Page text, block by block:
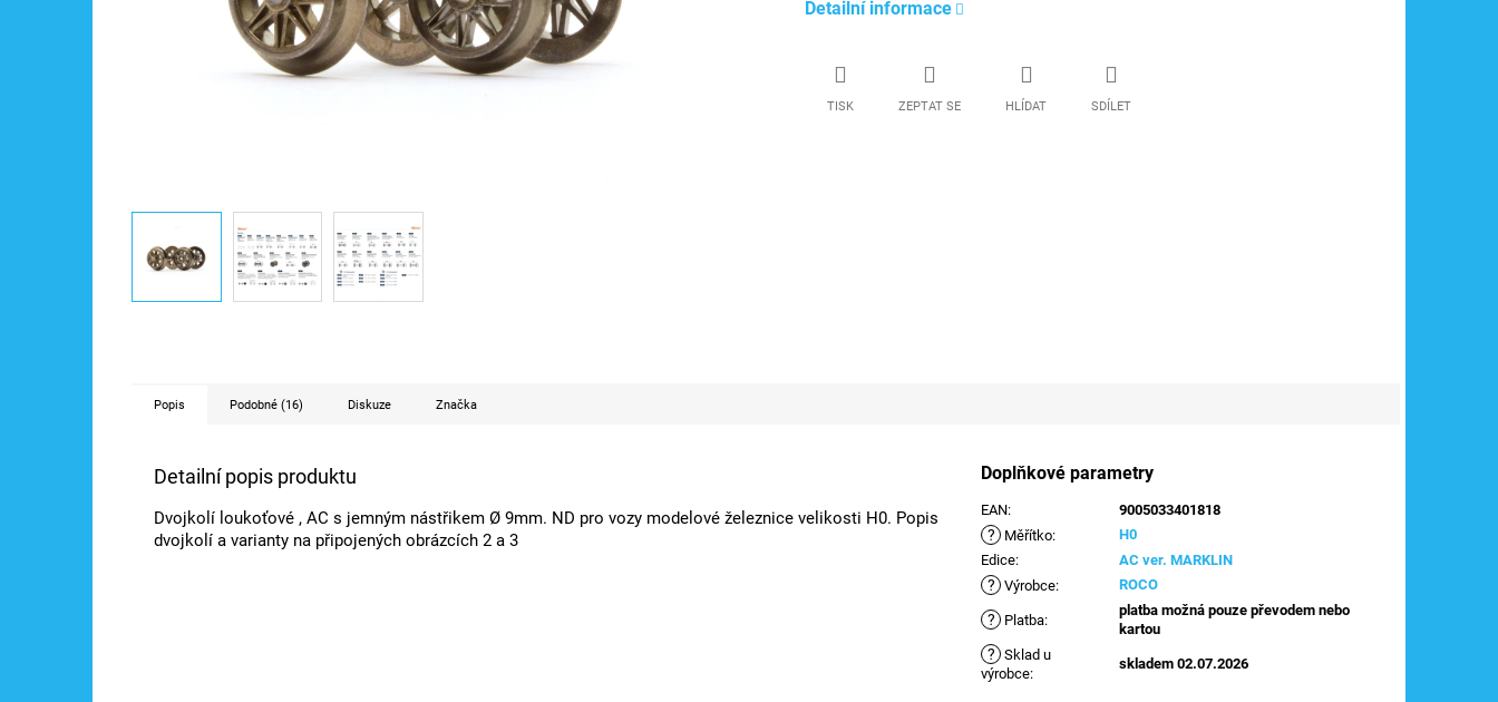
Detailní informace
TISK ZEPTAT SE HLÍDAT SDÍLET
Popis Podobné (16) Diskuze Značka
Detailní popis produktu
Dvojkolí loukoťové , AC s jemným nástřikem Ø 9mm. ND pro vozy modelové železnice velikosti H0. Popis
dvojkolí a varianty na připojených obrázcích 2 a 3
Doplňkové parametry
EAN: 9005033401818
? Měřítko:
H0
Edice: AC ver. MARKLIN
? Výrobce: ROCO
? Platba:
platba možná pouze převodem nebo
kartou
? Sklad u
výrobce:
skladem 02.07.2026